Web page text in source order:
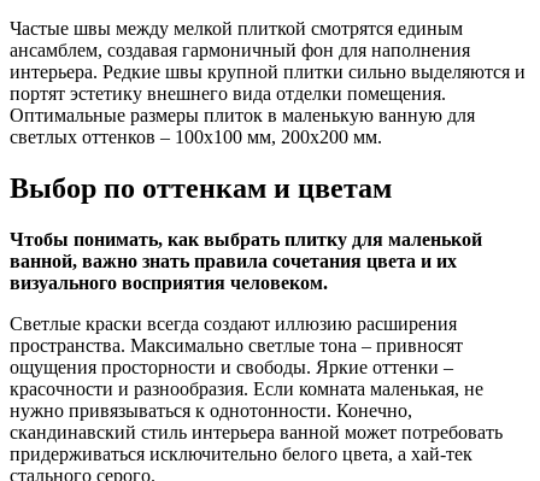
Частые швы между мелкой плиткой смотрятся единым
ансамблем, создавая гармоничный фон для наполнения
интерьера. Редкие швы крупной плитки сильно выделяются и
портят эстетику внешнего вида отделки помещения.
Оптимальные размеры плиток в маленькую ванную для
светлых оттенков – 100х100 мм, 200х200 мм.
Выбор по оттенкам и цветам
Чтобы понимать, как выбрать плитку для маленькой
ванной, важно знать правила сочетания цвета и их
визуального восприятия человеком.
Светлые краски всегда создают иллюзию расширения
пространства. Максимально светлые тона – привносят
ощущения просторности и свободы. Яркие оттенки –
красочности и разнообразия. Если комната маленькая, не
нужно привязываться к однотонности. Конечно,
скандинавский стиль интерьера ванной может потребовать
придерживаться исключительно белого цвета, а хай-тек
стального серого.